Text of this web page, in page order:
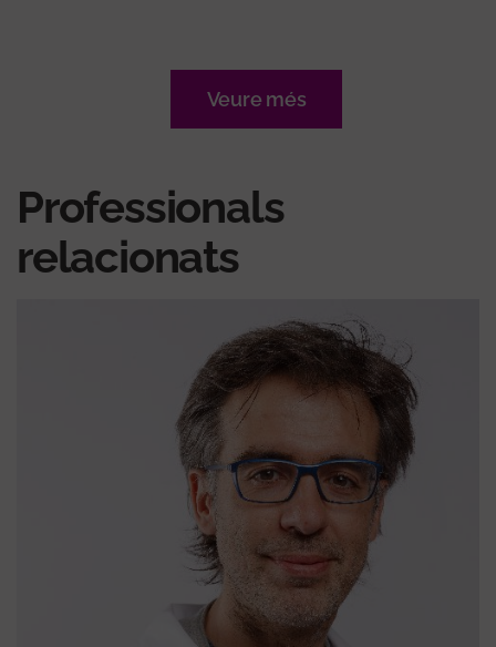
Veure més
Professionals
relacionats